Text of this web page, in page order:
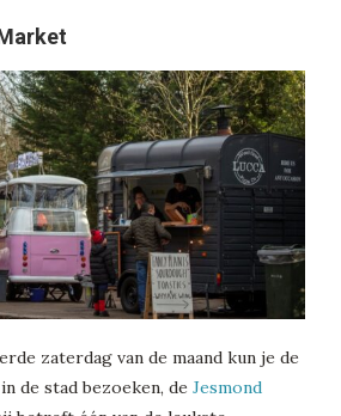
zaterdag van de maand kun je de
de stad bezoeken, de Jesmond